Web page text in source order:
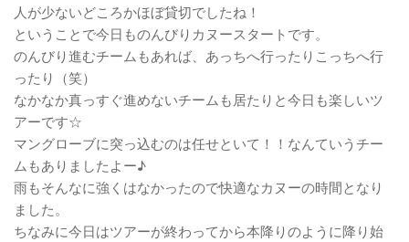
人が少ないどころかほぼ貸切でしたね！
ということで今日ものんびりカヌースタートです。
のんびり進むチームもあれば、あっちへ行ったりこっちへ行
ったり（笑）
なかなか真っすぐ進めないチームも居たりと今日も楽しいツ
アーです☆
マングローブに突っ込むのは任せといて！！なんていうチー
ムもありましたよー♪
雨もそんなに強くはなかったので快適なカヌーの時間となり
ました。
ちなみに今日はツアーが終わってから本降りのように降り始